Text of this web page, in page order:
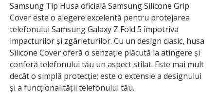
Samsung Tip Husa oficială Samsung Silicone Grip
Cover este o alegere excelentă pentru protejarea
telefonului Samsung Galaxy Z Fold 5 împotriva
impacturilor și zgârieturilor. Cu un design clasic, husa
Silicone Cover oferă o senzație plăcută la atingere și
conferă telefonului tău un aspect stilat. Este mai mult
decât o simplă protecție; este o extensie a designului
și a funcționalității telefonului tău.